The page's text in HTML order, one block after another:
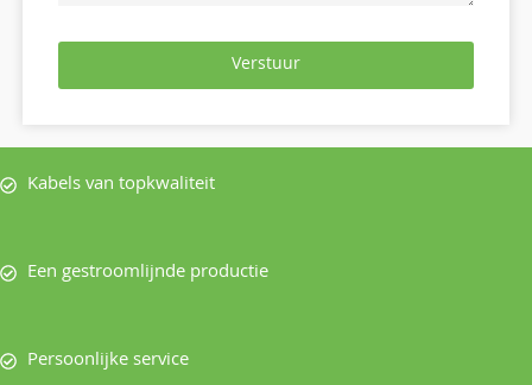
Verstuur
Kabels van topkwaliteit
Een gestroomlijnde productie
Persoonlijke service